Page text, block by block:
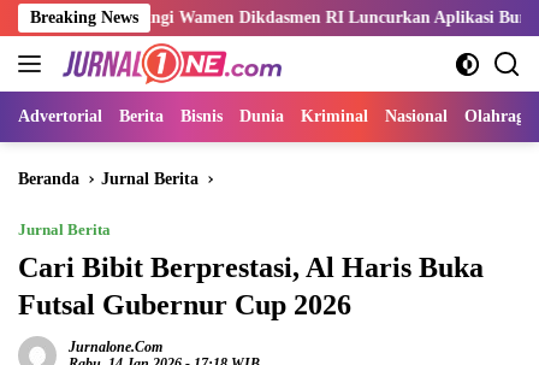
Langsung
ke
konten
Breaking News
Wamen Dikdasmen RI Luncurkan Aplikasi Bungo Pintar
Advertorial Berita Bisnis Dunia Kriminal Nasional Olahraga
Beranda Jurnal Berita
Jurnal Berita
Cari Bibit Berprestasi, Al Haris Buka
Futsal Gubernur Cup 2026
Jurnalone.com